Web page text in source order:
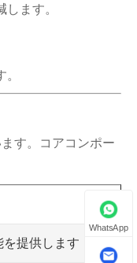
ます。
す。コアコンポー
提供します
WhatsApp